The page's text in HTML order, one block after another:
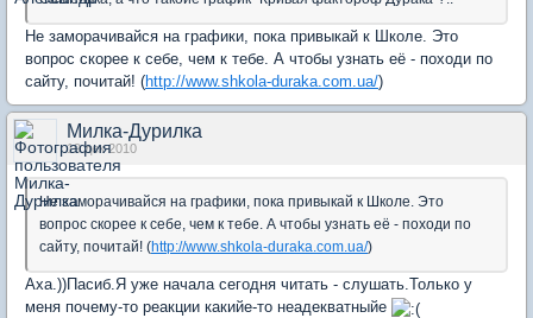
Не заморачивайся на графики, пока привыкай к Школе. Это
вопрос скорее к себе, чем к тебе. А чтобы узнать её - походи по
сайту, почитай! (http://www.shkola-duraka.com.ua/)
Милка-Дурилка
19 дек 2010
Не заморачивайся на графики, пока привыкай к Школе. Это
вопрос скорее к себе, чем к тебе. А чтобы узнать её - походи по
сайту, почитай! (http://www.shkola-duraka.com.ua/)
Аха.))Пасиб.Я уже начала сегодня читать - слушать.Только у
меня почему-то реакции какийе-то неадекватныйе